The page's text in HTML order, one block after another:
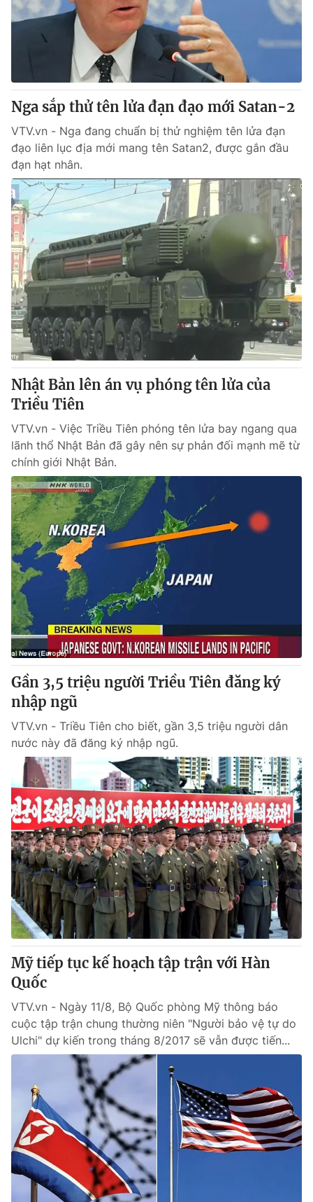
Nga sắp thử tên lửa đạn đạo mới Satan-2
VTV.vn - Nga đang chuẩn bị thử nghiệm tên lửa đạn
đạo liên lục địa mới mang tên Satan2, được gắn đầu
đạn hạt nhân.
Nhật Bản lên án vụ phóng tên lửa của
Triều Tiên
VTV.vn - Việc Triều Tiên phóng tên lửa bay ngang qua
lãnh thổ Nhật Bản đã gây nên sự phản đối mạnh mẽ từ
chính giới Nhật Bản.
Gần 3,5 triệu người Triều Tiên đăng ký
nhập ngũ
VTV.vn - Triều Tiên cho biết, gần 3,5 triệu người dân
nước này đã đăng ký nhập ngũ.
Mỹ tiếp tục kế hoạch tập trận với Hàn
Quốc
VTV.vn - Ngày 11/8, Bộ Quốc phòng Mỹ thông báo
cuộc tập trận chung thường niên "Người bảo vệ tự do
Ulchi" dự kiến trong tháng 8/2017 sẽ vẫn được tiến...